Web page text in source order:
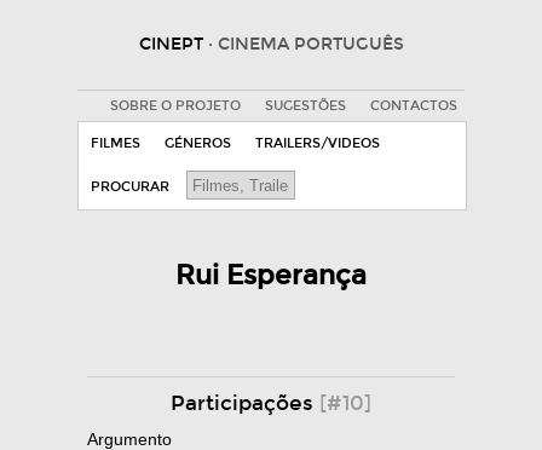
CINEPT · CINEMA PORTUGUÊS
SOBRE O PROJETO SUGESTÕES CONTACTOS
FILMES GÉNEROS TRAILERS/VIDEOS
PROCURAR
Rui Esperança
Participações [#10]
Argumento